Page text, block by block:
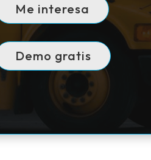
Me interesa
Demo gratis